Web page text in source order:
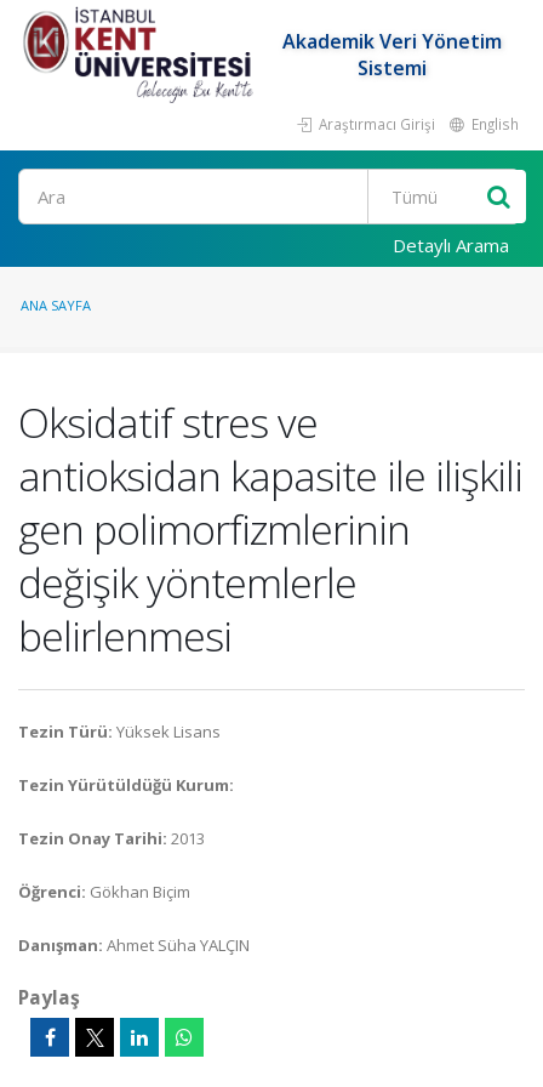
Akademik Veri Yönetim
Sistemi
Araştırmacı Girişi English
Ara
Detaylı Arama
ANA SAYFA
Oksidatif stres ve
antioksidan kapasite ile ilişkili
gen polimorfizmlerinin
değişik yöntemlerle
belirlenmesi
Tezin Türü: Yüksek Lisans
Tezin Yürütüldüğü Kurum:
Tezin Onay Tarihi: 2013
Öğrenci: Gökhan Biçim
Danışman: Ahmet Süha YALÇIN
Paylaş